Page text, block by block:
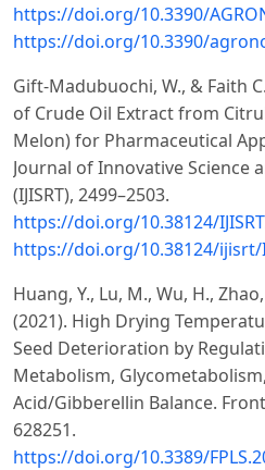
https://doi.org/10.3390/
https://doi.org/10.3390/
Gift-Madubuochi, W., & Faith
of Crude Oil Extract from
Melon) for Pharmaceutical
Journal of Innovative Science
(IJISRT), 2499–2503.
https://doi.org/10.38124/
https://doi.org/10.38124/ijisrt/
Huang, Y., Lu, M., Wu, H.,
(2021). High Drying
Seed Deterioration by
Metabolism,
Acid/Gibberellin Balance.
628251.
https://doi.org/10.3389/